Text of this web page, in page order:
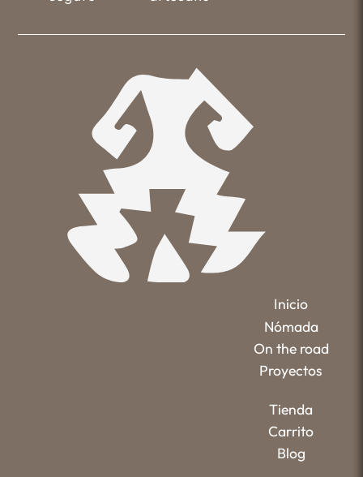
Inicio
Nómada
On the road
Proyectos
Tienda
Carrito
Blog